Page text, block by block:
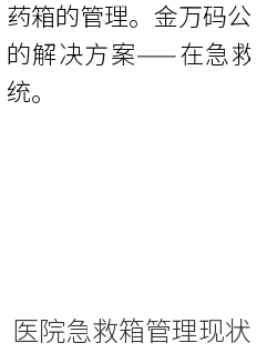
药箱的管理。金万码公
的解决方案——在急救
统。
医院急救箱管理现状